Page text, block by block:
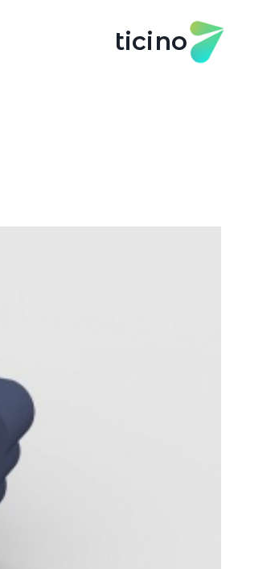
ticino